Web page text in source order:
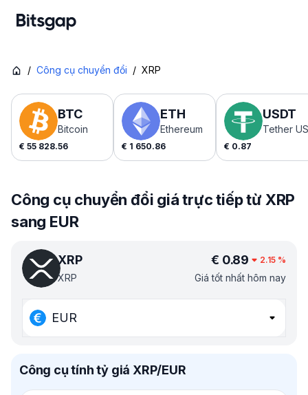
/ Công cụ chuyển đổi / XRP
BTC
Bitcoin
€ 55 828.56
ETH
Ethereum
€ 1 650.86
USDT
Tether
€ 0.87
Công cụ chuyển đổi giá trực tiếp từ XRP
sang EUR
XRP
XRP
€ 0.89 2.15 %
Giá tốt nhất hôm nay
EUR
Công cụ tính tỷ giá XRP/EUR